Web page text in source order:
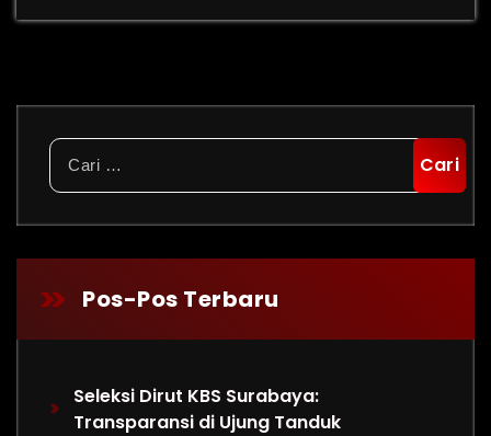
Cari
untuk:
Pos-Pos Terbaru
Seleksi Dirut KBS Surabaya:
Transparansi di Ujung Tanduk